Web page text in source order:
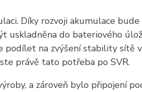
Díky rozvoji akumulace
uskladněna do bateriového
podílet na zvýšení stability sítě
právě tato potřeba po SVR.
a zároveň bylo připojení